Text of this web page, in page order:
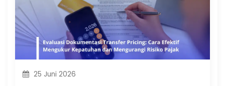
25 Juni 2026